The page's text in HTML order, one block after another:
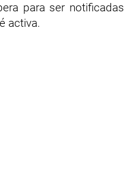
para ser notificadas
activa.